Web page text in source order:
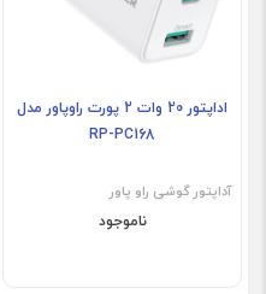
اداپتور 20 وات 2 پورت راوپاور مدل
RP-PC168
آداپتور گوشی راو پاور
ناموجود